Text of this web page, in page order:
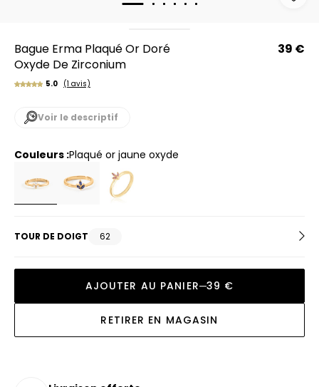
Bague Erma Plaqué Or Doré
Oxyde De Zirconium
39 €
5.0 (1 avis)
Voir le descriptif
Couleurs : plaqué or jaune oxyde
TOUR DE DOIGT 62
AJOUTER AU PANIER 39 €
RETIRER EN MAGASIN